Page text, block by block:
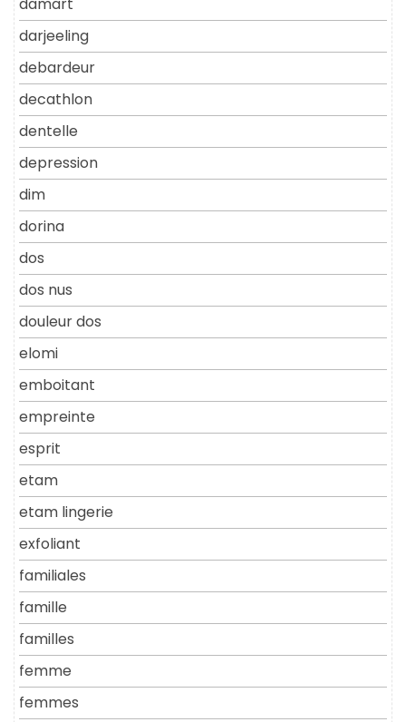
darjeeling
debardeur
decathlon
dentelle
depression
dim
dorina
dos
dos nus
douleur dos
elomi
emboitant
empreinte
esprit
etam
etam lingerie
exfoliant
familiales
famille
familles
femme
femmes